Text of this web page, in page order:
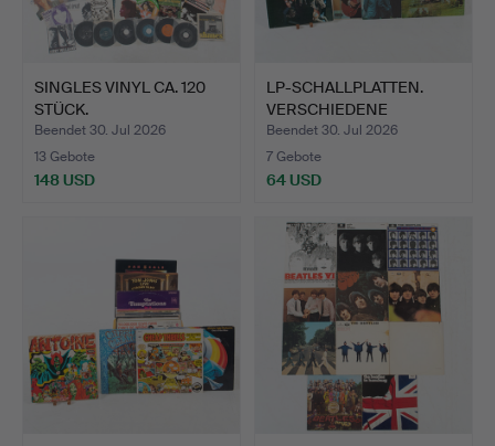
SINGLES VINYL CA. 120
STÜCK.
Beendet 30. Jul 2026
13 Gebote
148 USD
LP-SCHALLPLATTEN.
VERSCHIEDENE
KÜNSTLER, L…
Beendet 30. Jul 2026
7 Gebote
64 USD